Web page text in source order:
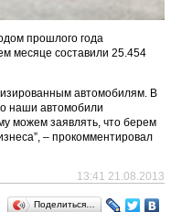
прошлого года
месяце составили 25.454
автомобилям. В
наши автомобили
можем заявлять, что берем
– прокомментировал
13:41 21.08.2013
Поделиться…